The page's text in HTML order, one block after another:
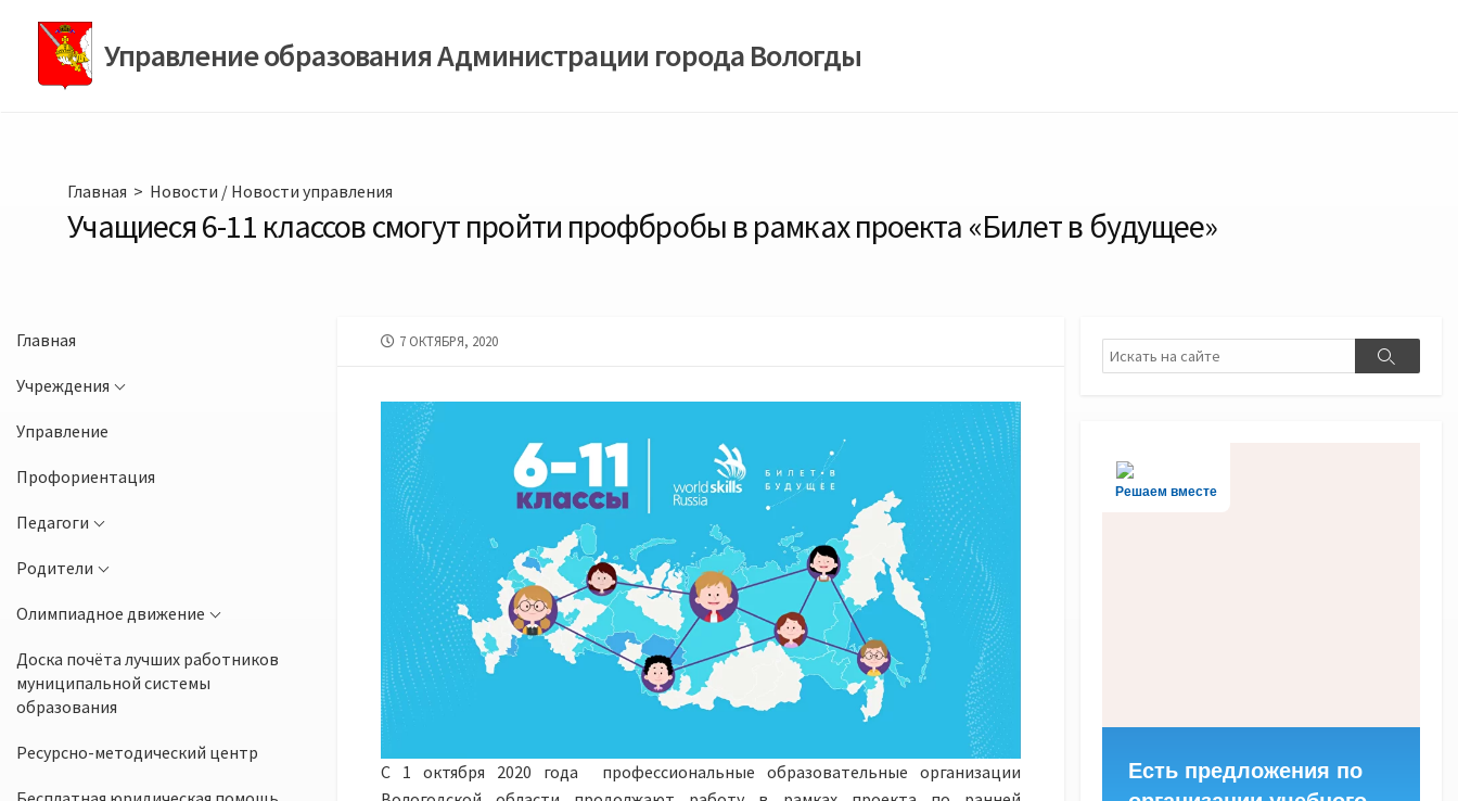
содержимомуУправление образования Администрации города Вологды
Главная > Новости / Новости управления
Учащиеся 6-11 классов смогут пройти профбробы в рамках проекта «Билет в будущее»
Главная
Учреждения
Управление
Профориентация
Педагоги
Родители
Олимпиадное движение
Доска почёта лучших работников
муниципальной системы
образования
Ресурсно-методический центр
ДАТА
7 ОКТЯБРЯ, 2020
С 1 октября 2020 года профессиональные образовательные организации
Поиск
Поиск
Решаем вместе
Есть предложения по